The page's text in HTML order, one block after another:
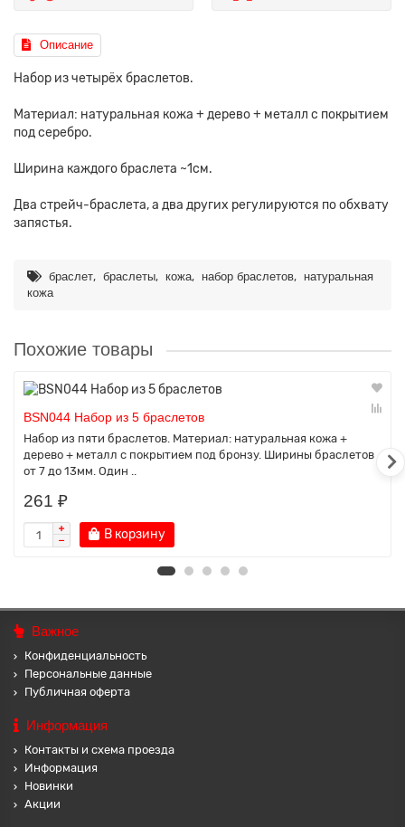
Описание
Набор из четырёх браслетов.
Материал: натуральная кожа + дерево + металл с покрытием
под серебро.
Ширина каждого браслета ~1см.
Два стрейч-браслета, а два других регулируются по обхвату
запястья.
браслет, браслеты, кожа, набор браслетов,
натуральная
кожа
Похожие товары
BSN044 Набор из 5 браслетов
Набор из пяти браслетов. Материал: натуральная кожа +
дерево + металл с покрытием под бронзу. Ширины браслетов
от 7 до 13мм. Один ..
261 ₽
В корзину
Важное
Конфиденциальность
Персональные данные
Публичная оферта
Информация
Контакты и схема проезда
Информация
Новинки
Акции